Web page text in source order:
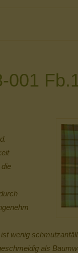
001
wenig
als